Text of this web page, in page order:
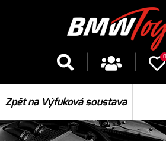
0
Zpět na Výfuková soustava